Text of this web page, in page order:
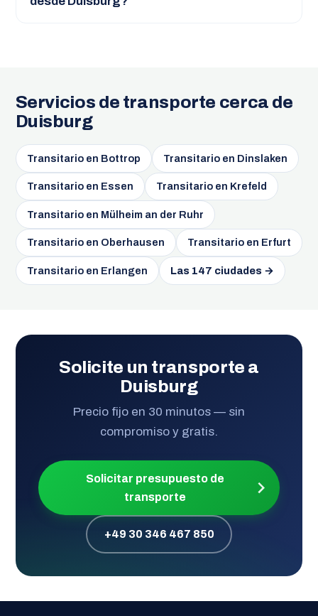
Servicios de transporte cerca de
Duisburg
Transitario en Bottrop Transitario en Dinslaken
Transitario en Essen Transitario en Krefeld
Transitario en Mülheim an der Ruhr
Transitario en Oberhausen Transitario en Erfurt
Transitario en Erlangen Las 147 ciudades →
Solicite un transporte a
Duisburg
Precio fijo en 30 minutos — sin
compromiso y gratis.
Solicitar presupuesto de
transporte
+49 30 346 467 850